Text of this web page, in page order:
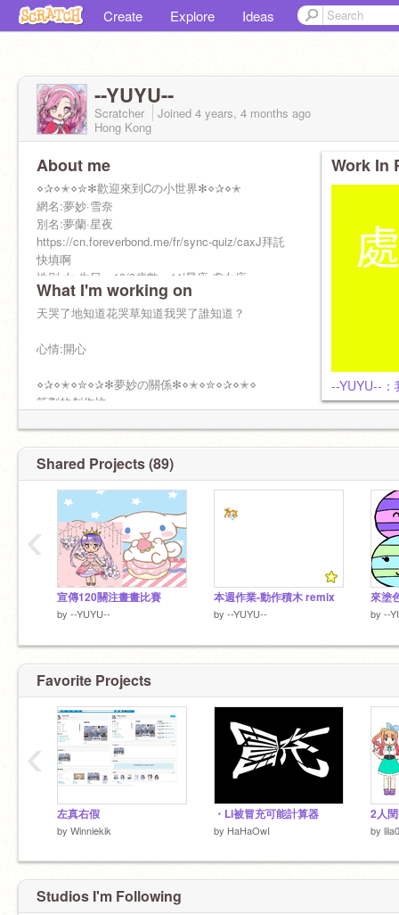
Create Explore Ideas
--YUYU--
Scratcher Joined 4 years, 4 months ago
Hong Kong
About me
⋄✰⋄✭⋄✮✻歡迎來到Cの小世界✻⋄✰⋄✭
網名:夢妙·雪奈
別名:夢蘭·星夜
https://cn.foreverbond.me/fr/sync-quiz/caxJ拜託
快填啊
性別:女 生日：19/9歲數：11|星座:處女座
記得要按下❤️&⭐️～謝謝﹗
目標：500夢粉&上探索≧▽≦
What I'm working on
天哭了地知道花哭草知道我哭了誰知道？
心情:開心
⋄✰⋄✭⋄✮⋄✰✻夢妙の關係✻⋄✭⋄✮⋄✰⋄✭⋄
策劃的創作坊
真表妹：
藍藍@Winniekik
孤竉(2個)
藍藍@Winniekik
粉粉@cerealmikeshake
老公+CP@--Jayden--
藍藍@Winniekik
姐妹：
晴天娃娃@lccs2018144
女兒：@
寵物：
好友
Work In
--YUYU--
Shared Projects (89)
宣傳120關注畫畫比賽
by --YUYU--
本週作業-動作積木 remix
by --YUYU--
來塗
by --
‹
Favorite Projects
左真右假
by Winniekik
・Li被冒充可能計算器
by HaHaOwI
2人
by
‹
Studios I'm Following